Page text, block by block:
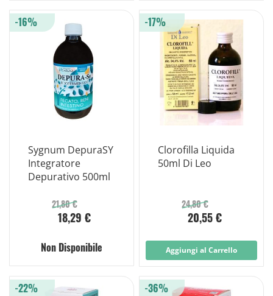
Sygnum DepuraSY
Integratore
Depurativo 500ml
21,80 €
18,29 €
-16%
Non Disponibile
Clorofilla Liquida
50ml Di Leo
24,80 €
20,55 €
-17%
Aggiungi al Carrello
-22% -36%